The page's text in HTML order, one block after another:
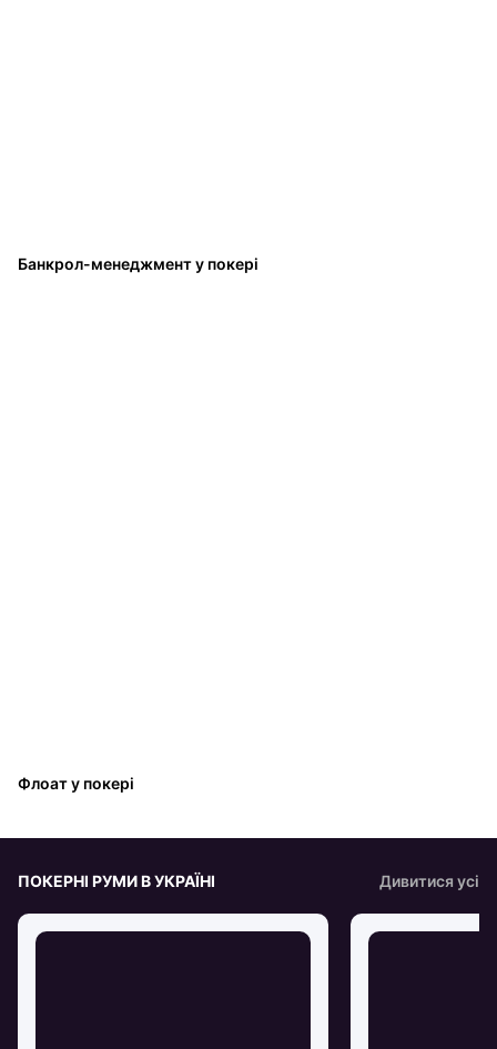
Банкрол-менеджмент у покері
Флоат у покері
ПОКЕРНІ РУМИ В УКРАЇНІ Дивитися усі